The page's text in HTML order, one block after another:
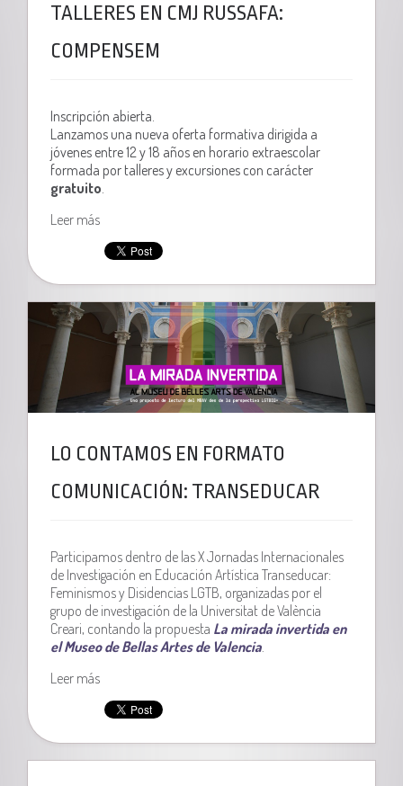
TALLERES EN CMJ RUSSAFA:
COMPENSEM
Inscripción abierta.
Lanzamos una nueva oferta formativa dirigida a
jóvenes entre 12 y 18 años en horario extraescolar
formada por talleres y excursiones con carácter
gratuito
Leer más
LO CONTAMOS EN FORMATO
COMUNICACIÓN: TRANSEDUCAR
Participamos dentro de las X Jornadas Internacionales
de Investigación en Educación Artística Transeducar:
Feminismos y Disidencias LGTB, organizadas por el
grupo de investigación de la Universitat de València
Creari, contando la propuesta La mirada invertida en
el Museo de Bellas Artes de Valencia
Leer más